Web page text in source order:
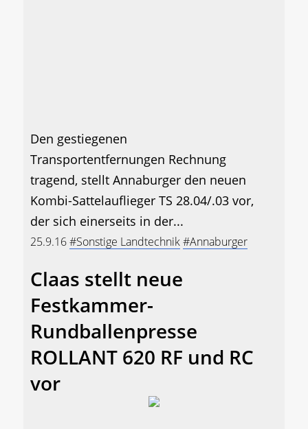
Den gestiegenen
Transportentfernungen Rechnung
tragend, stellt Annaburger den neuen
Kombi-Sattelauflieger TS 28.04/.03 vor,
der sich einerseits in der...
25.9.16#Sonstige Landtechnik#Annaburger
Claas stellt neue
Festkammer-
Rundballenpresse
ROLLANT 620 RF und RC
vor